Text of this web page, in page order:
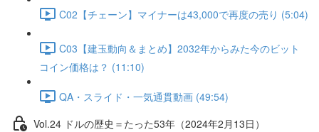
C02【チェーン】マイナーは43,000で再度の売り (5:04)
C03【建玉動向＆まとめ】2032年からみた今のビット
コイン価格は？ (11:10)
QA・スライド・一気通貫動画 (49:54)
Vol.24 ドルの歴史＝たった53年（2024年2月13日）